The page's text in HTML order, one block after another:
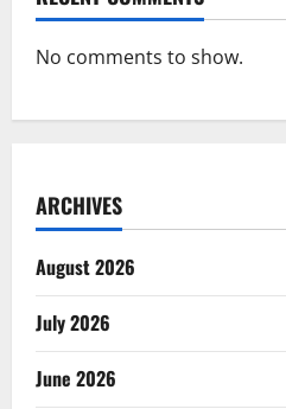
No comments to show.
ARCHIVES
August 2026
July 2026
June 2026